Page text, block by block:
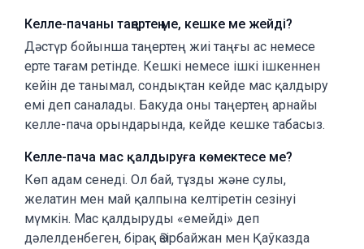
Келле-пачаны таңертең ме, кешке ме жейді?
Дәстүр бойынша таңертең жиі таңғы ас немесе
ерте тағам ретінде. Кешкі немесе ішкі ішкеннен
кейін де танымал, сондықтан кейде мас қалдыру
емі деп саналады. Бакуда оны таңертең арнайы
келле-пача орындарында, кейде кешке табасыз.
Келле-пача мас қалдыруға көмектесе ме?
Көп адам сенеді. Ол бай, тұзды және сулы,
желатин мен май қалпына келтіретін сезінуі
мүмкін. Мас қалдыруды «емейді» деп
дәлелденбеген, бірақ Әзірбайжан мен Қаўказда